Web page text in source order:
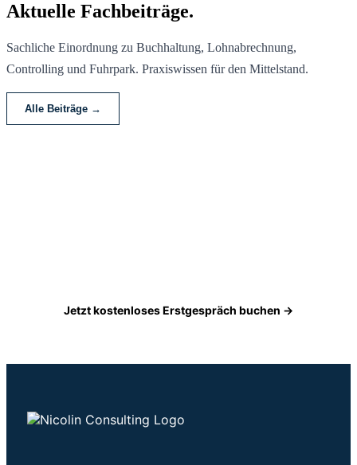
Aktuelle Fachbeiträge.
Sachliche Einordnung zu Buchhaltung, Lohnabrechnung,
Controlling und Fuhrpark. Praxiswissen für den Mittelstand.
Alle Beiträge →
Jetzt kostenloses Erstgespräch buchen →